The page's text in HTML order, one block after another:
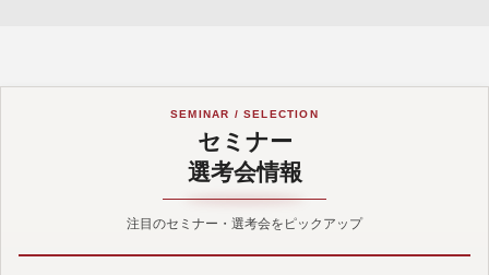
SEMINAR / SELECTION
セミナー
選考会情報
注目のセミナー・選考会をピックアップ